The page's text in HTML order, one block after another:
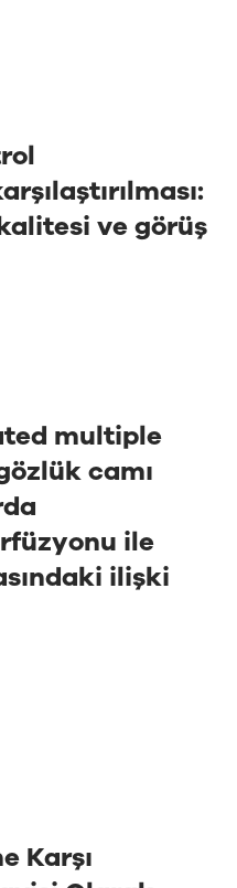
ve görüş
multiple
camı
ile
ilişki
Karşı